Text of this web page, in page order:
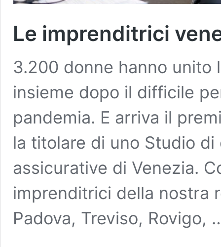
Le imprenditrici
3.200 donne hanno
insieme dopo il difficile
pandemia. E arriva il
la titolare di uno Studio
assicurative di Venezia.
imprenditrici della nostra
Padova, Treviso, Rovigo,